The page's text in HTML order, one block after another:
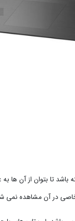
تا بتوان از آن ها به